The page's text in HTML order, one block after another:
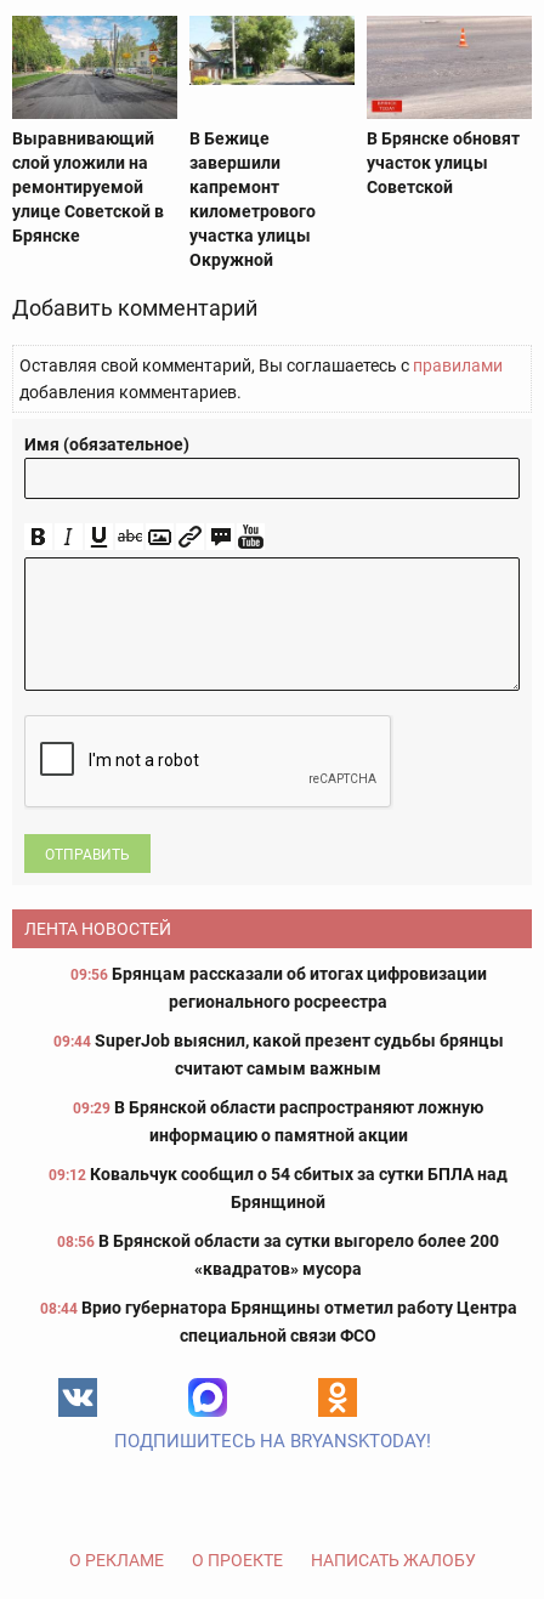
Выравнивающий
слой уложили на
ремонтируемой
улице Советской в
Брянске
В Бежице
завершили
капремонт
километрового
участка улицы
Окружной
В Брянске обновят
участок улицы
Советской
Добавить комментарий
Оставляя свой комментарий, Вы соглашаетесь с правилами
добавления комментариев.
Имя (обязательное)
ОТПРАВИТЬ
ЛЕНТА НОВОСТЕЙ
09:56 Брянцам рассказали об итогах цифровизации
регионального росреестра
09:44 SuperJob выяснил, какой презент судьбы брянцы
считают самым важным
09:29 В Брянской области распространяют ложную
информацию о памятной акции
09:12 Ковальчук сообщил о 54 сбитых за сутки БПЛА над
Брянщиной
08:56 В Брянской области за сутки выгорело более 200
«квадратов» мусора
08:44 Врио губернатора Брянщины отметил работу Центра
специальной связи ФСО
ПОДПИШИТЕСЬ НА BRYANSKTODAY!
О РЕКЛАМЕ О ПРОЕКТЕ НАПИСАТЬ ЖАЛОБУ